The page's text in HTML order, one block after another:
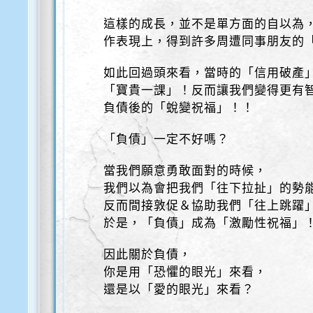
這樣的成長，並不是單方面的自以為
作表現上，得到許多周遭同事朋友的
如此回過頭來看，當時的「信用破產
「寶貴一課」！反而讓我們變得更
負債後的「蛻變祝福」！！
「負債」一定不好嗎？
當我們願意勇敢面對的時候，
我們以為會把我們「往下拉扯」的勢
反而間接敦促＆協助我們「往上跳躍
於是，「負債」成為「激勵性祝福」
因此關於負債，
你是用「恐懼的眼光」來看，
還是以「愛的眼光」來看？